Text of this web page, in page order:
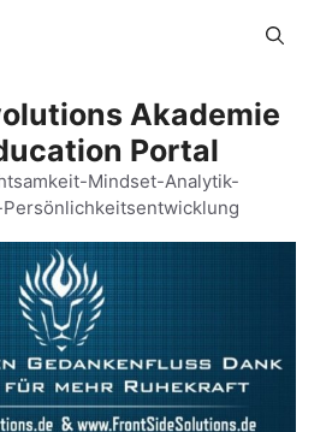
Akademie
Portal
Mindset-Analytik-